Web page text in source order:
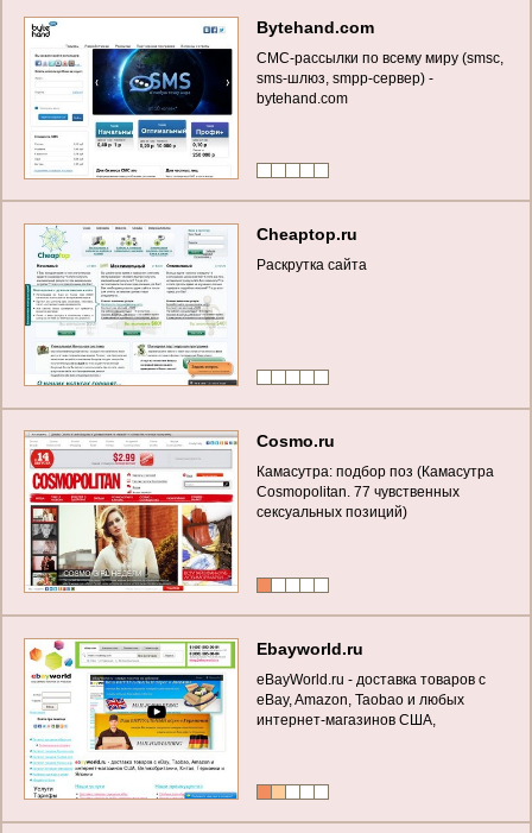
Bytehand.com
СМС-рассылки по всему миру (smsc,
sms-шлюз, smpp-сервер) -
bytehand.com
Cheaptop.ru
Раскрутка сайта
Cosmo.ru
Камасутра: подбор поз (Камасутра
Cosmopolitan. 77 чувственных
сексуальных позиций)
Ebayworld.ru
eBayWorld.ru - доставка товаров с
eBay, Amazon, Taobao и любых
интернет-магазинов США,
в торгах, выигрывать и делать
покупки на аукционе Ebay.com и в